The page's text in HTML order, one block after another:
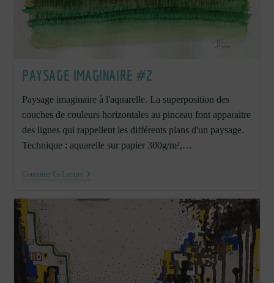
PAYSAGE IMAGINAIRE #2
Paysage imaginaire à l'aquarelle. La superposition des
couches de couleurs horizontales au pinceau font apparaitre
des lignes qui rappellent les différents plans d'un paysage.
Technique : aquarelle sur papier 300g/m²,…
Continuer La LecturePaysage